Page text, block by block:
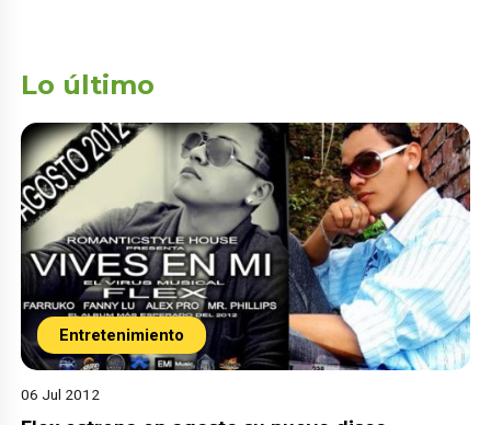
Lo último
Entretenimiento
06 Jul 2012